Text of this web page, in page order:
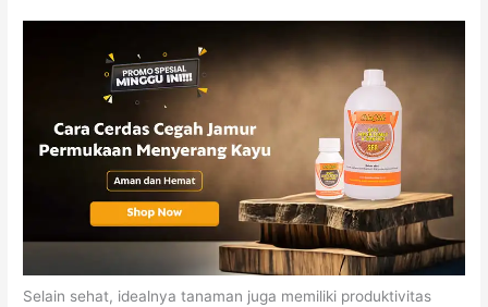
Selain sehat, idealnya tanaman juga memiliki produktivitas